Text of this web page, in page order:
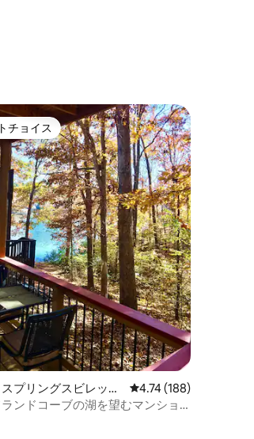
中4.88つ星の平均評価
チョイス
チョイス
プリングスビレッジ
ョン・アパート
レビュー188件、5つ
4.74 (188)
ンドコーブの湖を望むマンショ